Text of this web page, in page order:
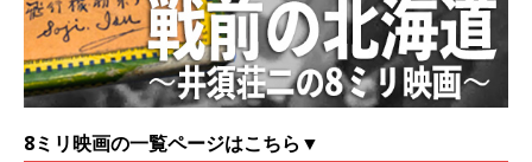
8ミリ映画の一覧ページはこちら▼